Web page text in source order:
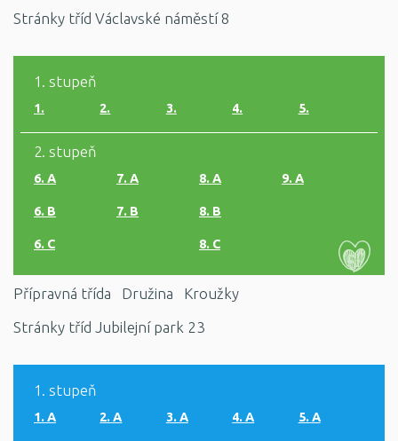
Stránky tříd Václavské náměstí 8
1. stupeň
1. 2. 3. 4. 5.
2. stupeň
6. A
6. B
6. C
7. A
7. B
8. A
8. B
8. C
9. A
Přípravná třída Družina
Kroužky
Stránky tříd Jubilejní park 23
1. stupeň
1. A 2. A 3. A 4. A 5. A